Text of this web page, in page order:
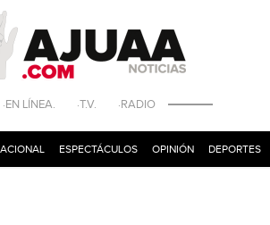
·EN LÍNEA. ·T.V. ·RADIO
ESPECTÁCULOS OPINIÓN DEPORTES